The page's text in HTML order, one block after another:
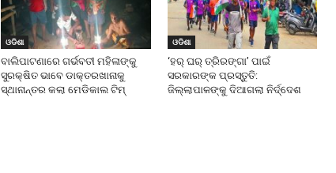
ଓଡିଶା
ବାଲିପାଟଣାରେ ଗର୍ଭବତୀ ମହିଳାଙ୍କୁ
ସୁରକ୍ଷିତ ଭାବେ ଡାକ୍ତରଖାନାକୁ
ସ୍ଥାନାନ୍ତର କଲା ମେଡିକାଲ ଟିମ୍
ଓଡିଶା
‘ହର୍ ଘର୍ ତ୍ରିରଙ୍ଗା’ ପାଇଁ
ସରକାରଙ୍କ ପ୍ରସ୍ତୁତି:
ଜିଲ୍ଲାପାଳଙ୍କୁ ଦିଆଗଲା ନିର୍ଦ୍ଦେଶ